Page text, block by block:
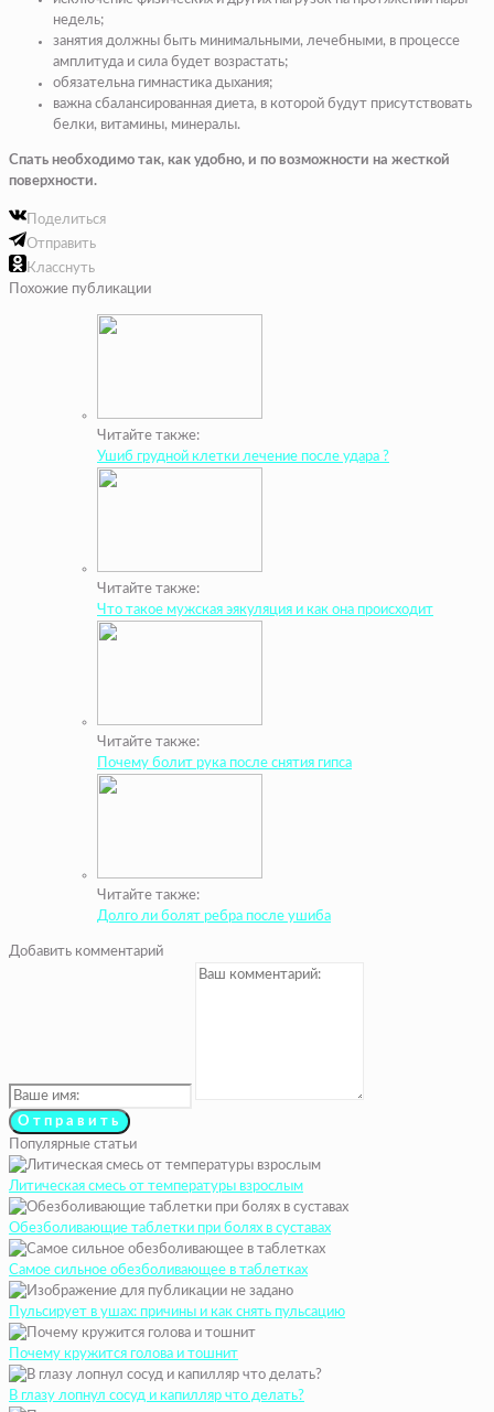
недель;
занятия должны быть минимальными, лечебными, в процессе
амплитуда и сила будет возрастать;
обязательна гимнастика дыхания;
важна сбалансированная диета, в которой будут присутствовать
белки, витамины, минералы.
Спать необходимо так, как удобно, и по возможности на жесткой
поверхности.
Поделиться
Отправить
Класснуть
Похожие публикации
Читайте также:
Ушиб грудной клетки лечение после удара ?
Читайте также:
Что такое мужская эякуляция и как она происходит
Читайте также:
Почему болит рука после снятия гипса
Читайте также:
Долго ли болят ребра после ушиба
Добавить комментарий
Популярные статьи
Литическая смесь от температуры взрослым
Обезболивающие таблетки при болях в суставах
Самое сильное обезболивающее в таблетках
Пульсирует в ушах: причины и как снять пульсацию
Почему кружится голова и тошнит
В глазу лопнул сосуд и капилляр что делать?